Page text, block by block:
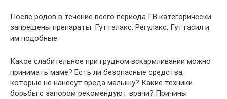
После родов в течение всего периода ГВ категорически
запрещены препараты: Гутталакс, Регулакс, Гуттасил и
им подобные.
Какое слабительное при грудном вскармливании можно
принимать маме? Есть ли безопасные средства,
которые не нанесут вреда малышу? Какие техники
борьбы с запором рекомендуют врачи? Причины